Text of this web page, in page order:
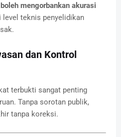
mengorbankan akurasi
level teknis penyelidikan
dan Kontrol
terbukti sangat penting
Tanpa sorotan publik,
tanpa koreksi.